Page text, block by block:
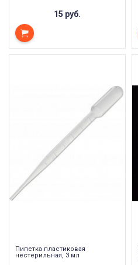
15 руб.
Пипетка пластиковая
нестерильная, 3 мл